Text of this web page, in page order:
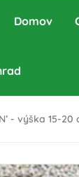
Domov
- výška 15-